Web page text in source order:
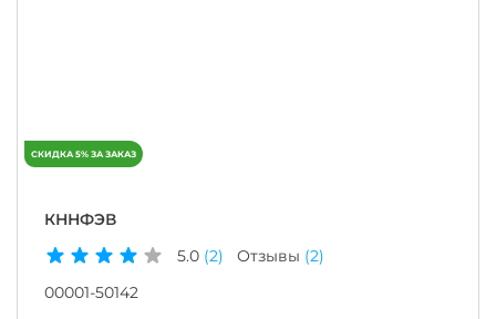
КННФЭВ
5.0 (2) Отзывы (2)
00001-50142